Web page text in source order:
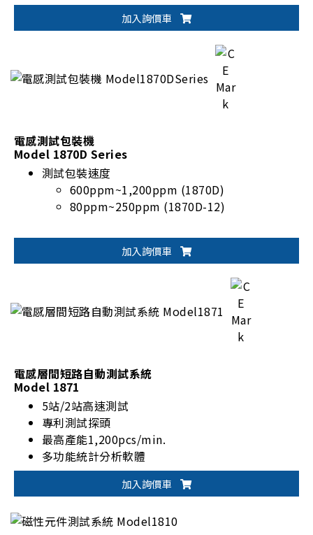
加入詢價車
電感測試包裝機
Model 1870D Series
測試包裝速度
600ppm~1,200ppm (1870D)
80ppm~250ppm (1870D-12)
加入詢價車
電感層間短路自動測試系統
Model 1871
5站/2站高速測試
專利測試探頭
最高產能1,200pcs/min.
多功能統計分析軟體
加入詢價車